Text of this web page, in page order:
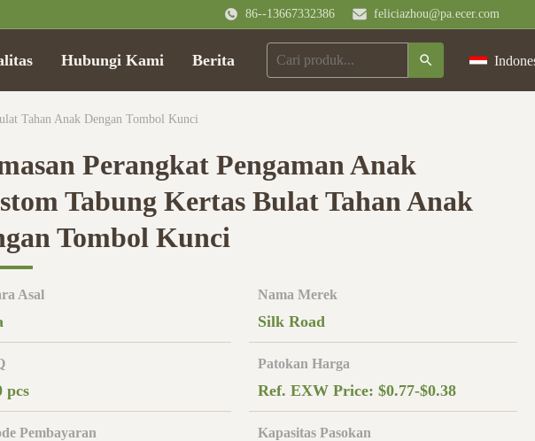
86--13667332386 feliciazhou@pa.ecer.com
Hubungi Kami Berita
Tahan Anak Dengan Tombol Kunci
Perangkat Pengaman Anak
Tabung Kertas Bulat Tahan Anak
Tombol Kunci
Asal Nama Merek
Silk Road
pcs
Patokan Harga
Ref. EXW Price: $0.77-$0.38
Pembayaran Kapasitas Pasokan